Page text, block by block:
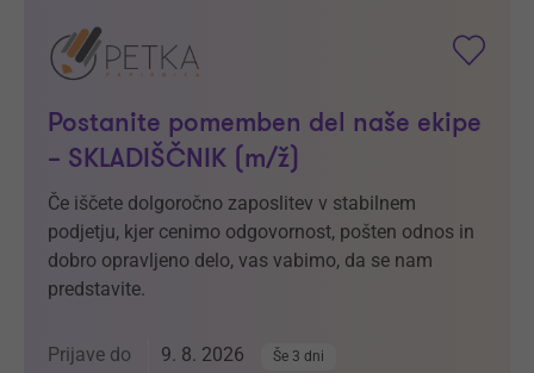
Postanite pomemben del naše ekipe
– SKLADIŠČNIK (m/ž)
Če iščete dolgoročno zaposlitev v stabilnem
podjetju, kjer cenimo odgovornost, pošten odnos in
dobro opravljeno delo, vas vabimo, da se nam
predstavite.
Prijave do 9. 8. 2026 Še 3 dni